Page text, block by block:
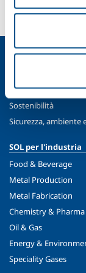
Contattaci
Chi siamo
Etica e valori
Sostenibilità
Sicurezza, ambiente
SOL per l'industria
Food & Beverage
Metal Production
Metal Fabrication
Chemistry & Pharma
Oil & Gas
Energy &
Speciality Gases